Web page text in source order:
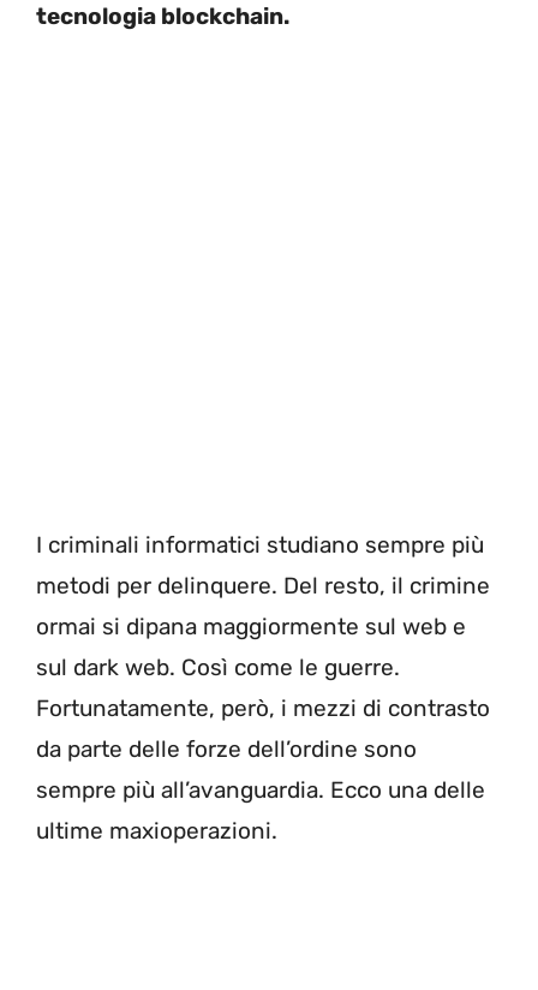
tecnologia blockchain.
I criminali informatici studiano sempre più
metodi per delinquere. Del resto, il crimine
ormai si dipana maggiormente sul web e
sul dark web. Così come le guerre.
Fortunatamente, però, i mezzi di contrasto
da parte delle forze dell’ordine sono
sempre più all’avanguardia. Ecco una delle
ultime maxioperazioni.